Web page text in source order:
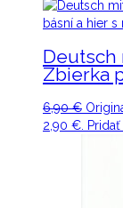
Deutsch
Zbierka
6,90€
2,90 €.